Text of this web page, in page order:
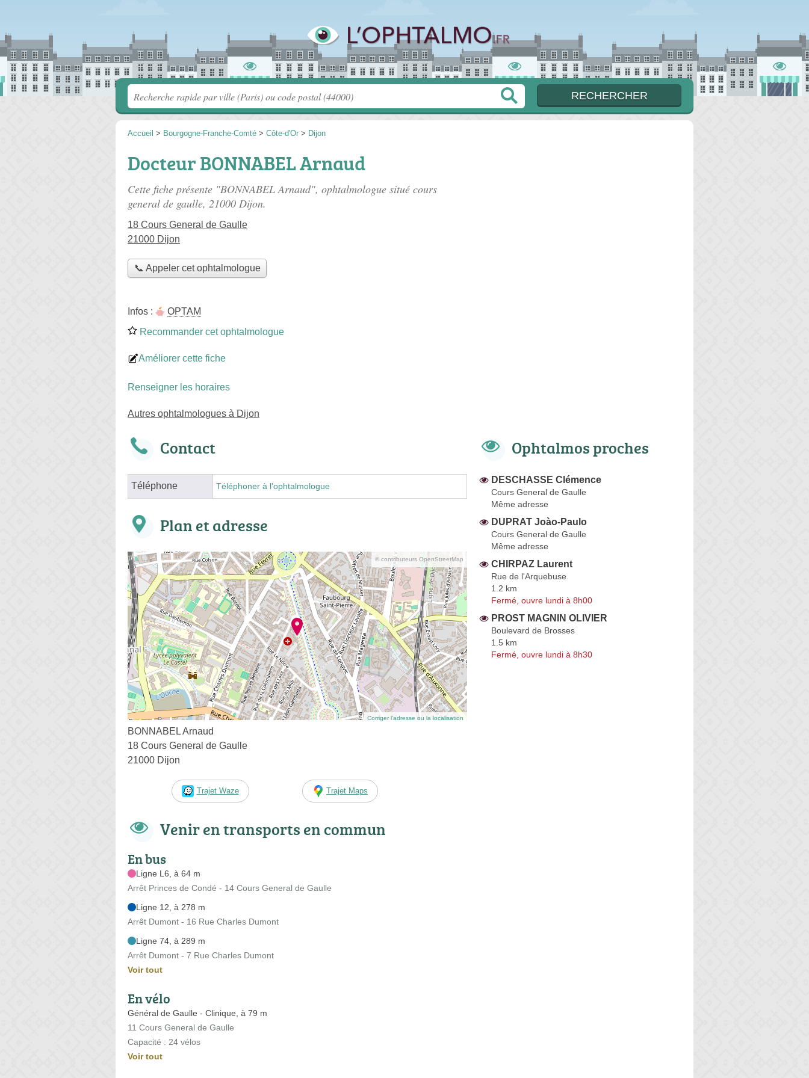
Accueil > Bourgogne-Franche-Comté > Côte-d'Or > Dijon
Docteur BONNABEL Arnaud
Cette fiche présente "BONNABEL Arnaud", ophtalmologue situé cours
general de gaulle, 21000 Dijon.
18 Cours General de Gaulle
21000 Dijon
📞 Appeler cet ophtalmologue
Infos :
OPTAM
Recommander cet ophtalmologue
Améliorer cette fiche
Renseigner les horaires
Autres ophtalmologues à Dijon
Contact
Téléphone Téléphoner à l'ophtalmologue
Plan et adresse
© contributeurs OpenStreetMap
Corriger l’adresse ou la localisation
BONNABEL Arnaud
18 Cours General de Gaulle
21000 Dijon
Trajet Waze Trajet Maps
Venir en transports en commun
En bus
Ligne L6, à 64 m
Arrêt Princes de Condé - 14 Cours General de Gaulle
Ligne 12, à 278 m
Arrêt Dumont - 16 Rue Charles Dumont
Ligne 74, à 289 m
Arrêt Dumont - 7 Rue Charles Dumont
Voir tout
En vélo
Général de Gaulle - Clinique, à 79 m
11 Cours General de Gaulle
Capacité : 24 vélos
Voir tout
Ophtalmos proches
DESCHASSE Clémence
Cours General de Gaulle
Même adresse
DUPRAT Joào-Paulo
Cours General de Gaulle
Même adresse
CHIRPAZ Laurent
Rue de l'Arquebuse
1.2 km
Fermé, ouvre lundi à 8h00
PROST MAGNIN OLIVIER
Boulevard de Brosses
1.5 km
Fermé, ouvre lundi à 8h30